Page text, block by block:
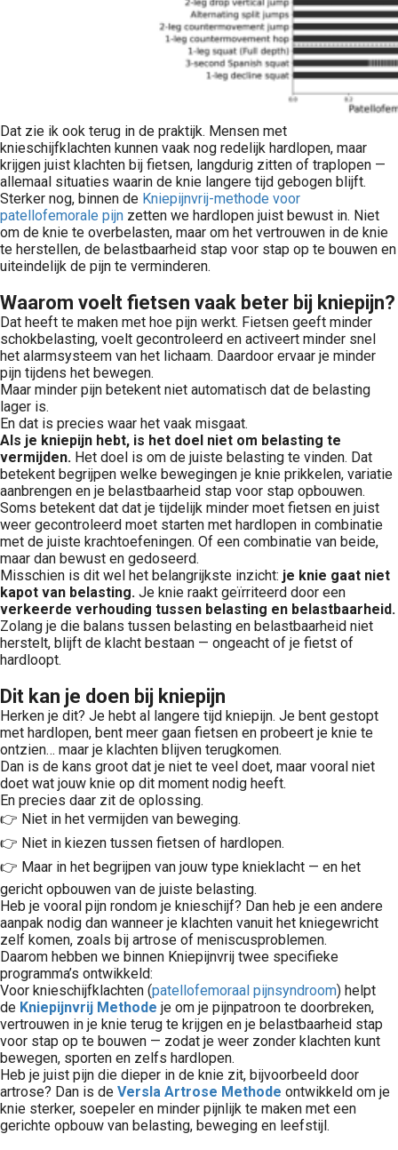
Dat zie ik ook terug in de praktijk. Mensen met
knieschijfklachten kunnen vaak nog redelijk hardlopen, maar
krijgen juist klachten bij fietsen, langdurig zitten of traplopen —
allemaal situaties waarin de knie langere tijd gebogen blijft.
Sterker nog, binnen de Kniepijnvrij-methode voor
patellofemorale pijn zetten we hardlopen juist bewust in. Niet
om de knie te overbelasten, maar om het vertrouwen in de knie
te herstellen, de belastbaarheid stap voor stap op te bouwen en
uiteindelijk de pijn te verminderen.
Waarom voelt fietsen vaak beter bij kniepijn?
Dat heeft te maken met hoe pijn werkt. Fietsen geeft minder
schokbelasting, voelt gecontroleerd en activeert minder snel
het alarmsysteem van het lichaam. Daardoor ervaar je minder
pijn tijdens het bewegen.
Maar minder pijn betekent niet automatisch dat de belasting
lager is.
En dat is precies waar het vaak misgaat.
Als je kniepijn hebt, is het doel niet om belasting te
vermijden. Het doel is om de juiste belasting te vinden. Dat
betekent begrijpen welke bewegingen je knie prikkelen, variatie
aanbrengen en je belastbaarheid stap voor stap opbouwen.
Soms betekent dat dat je tijdelijk minder moet fietsen en juist
weer gecontroleerd moet starten met hardlopen in combinatie
met de juiste krachtoefeningen. Of een combinatie van beide,
maar dan bewust en gedoseerd.
Misschien is dit wel het belangrijkste inzicht: je knie gaat niet
kapot van belasting. Je knie raakt geïrriteerd door een
verkeerde verhouding tussen belasting en belastbaarheid.
Zolang je die balans tussen belasting en belastbaarheid niet
herstelt, blijft de klacht bestaan — ongeacht of je fietst of
hardloopt.
Dit kan je doen bij kniepijn
Herken je dit? Je hebt al langere tijd kniepijn. Je bent gestopt
met hardlopen, bent meer gaan fietsen en probeert je knie te
ontzien… maar je klachten blijven terugkomen.
Dan is de kans groot dat je niet te veel doet, maar vooral niet
doet wat jouw knie op dit moment nodig heeft.
En precies daar zit de oplossing.
👉 Niet in het vermijden van beweging.
👉 Niet in kiezen tussen fietsen of hardlopen.
👉 Maar in het begrijpen van jouw type knieklacht — en het
gericht opbouwen van de juiste belasting.
Heb je vooral pijn rondom je knieschijf? Dan heb je een andere
aanpak nodig dan wanneer je klachten vanuit het kniegewricht
zelf komen, zoals bij artrose of meniscusproblemen.
Daarom hebben we binnen Kniepijnvrij twee specifieke
programma’s ontwikkeld:
Voor knieschijfklachten (patellofemoraal pijnsyndroom) helpt
de Kniepijnvrij Methode je om je pijnpatroon te doorbreken,
vertrouwen in je knie terug te krijgen en je belastbaarheid stap
voor stap op te bouwen — zodat je weer zonder klachten kunt
bewegen, sporten en zelfs hardlopen.
Heb je juist pijn die dieper in de knie zit, bijvoorbeeld door
artrose? Dan is de Versla Artrose Methode ontwikkeld om je
knie sterker, soepeler en minder pijnlijk te maken met een
gerichte opbouw van belasting, beweging en leefstijl.